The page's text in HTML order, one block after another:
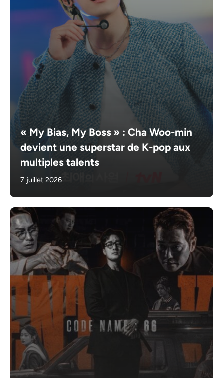
« My Bias, My Boss » : Cha Woo-min
devient une superstar de K-pop aux
multiples talents
7 juillet 2026